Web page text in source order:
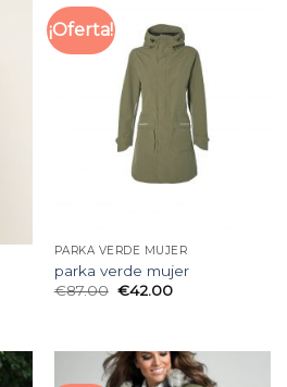
¡Oferta!
PARKA VERDE MUJER
parka verde mujer
€87.00 €42.00